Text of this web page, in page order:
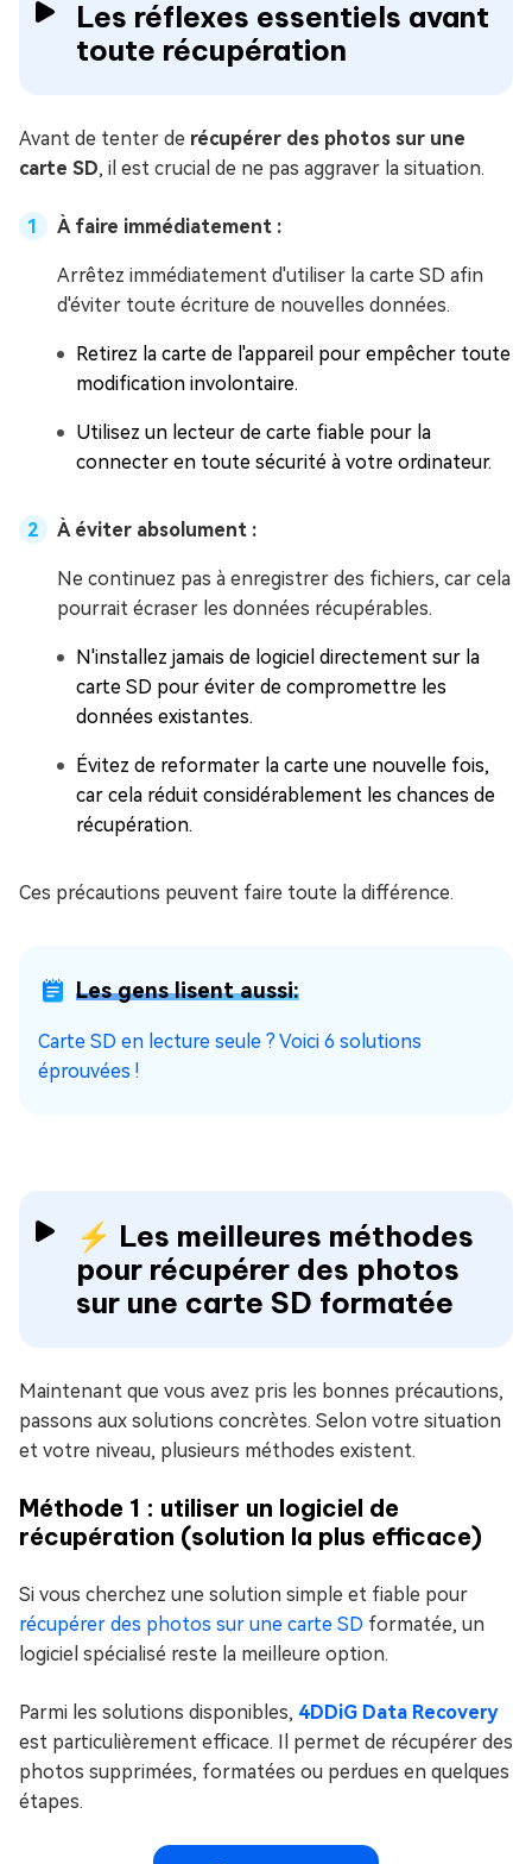
Les réflexes essentiels avant
toute récupération
Avant de tenter de récupérer des photos sur une
carte SD, il est crucial de ne pas aggraver la situation.
À faire immédiatement :
Arrêtez immédiatement d'utiliser la carte SD afin
d'éviter toute écriture de nouvelles données.
Retirez la carte de l'appareil pour empêcher toute
modification involontaire.
Utilisez un lecteur de carte fiable pour la
connecter en toute sécurité à votre ordinateur.
À éviter absolument :
Ne continuez pas à enregistrer des fichiers, car cela
pourrait écraser les données récupérables.
N'installez jamais de logiciel directement sur la
carte SD pour éviter de compromettre les
données existantes.
Évitez de reformater la carte une nouvelle fois,
car cela réduit considérablement les chances de
récupération.
Ces précautions peuvent faire toute la différence.
Les gens lisent aussi:
Carte SD en lecture seule ? Voici 6 solutions
éprouvées !
⚡ Les meilleures méthodes
pour récupérer des photos
sur une carte SD formatée
Maintenant que vous avez pris les bonnes précautions,
passons aux solutions concrètes. Selon votre situation
et votre niveau, plusieurs méthodes existent.
Méthode 1 : utiliser un logiciel de
récupération (solution la plus efficace)
Si vous cherchez une solution simple et fiable pour
récupérer des photos sur une carte SD formatée, un
logiciel spécialisé reste la meilleure option.
Parmi les solutions disponibles, 4DDiG Data Recovery
est particulièrement efficace. Il permet de récupérer des
photos supprimées, formatées ou perdues en quelques
étapes.